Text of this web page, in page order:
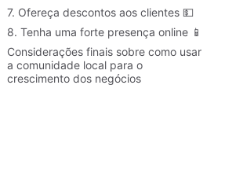
7. Ofereça descontos aos clientes 💵
8. Tenha uma forte presença online 📱
Considerações finais sobre como usar
a comunidade local para o
crescimento dos negócios